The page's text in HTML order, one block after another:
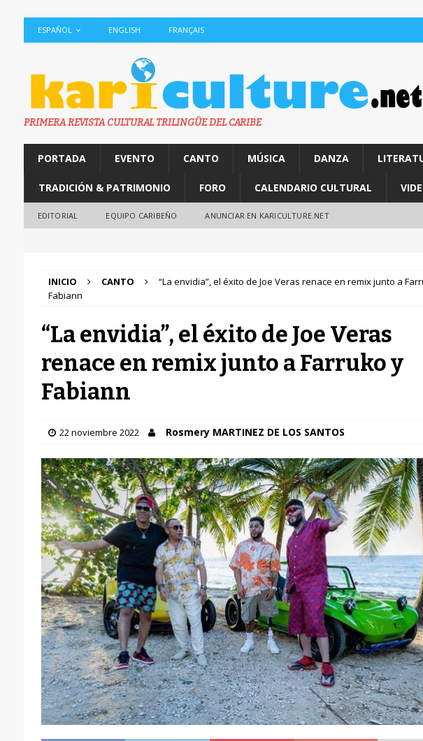
ESPAÑOL ENGLISH FRANÇAIS
PRIMERA REVISTA CULTURAL TRILINGÜE DEL CARIBE
PORTADA EVENTO CANTO MÚSICA DANZA
TRADICIÓN & PATRIMONIO FORO CALENDARIO CULTURAL
EDITORIAL EQUIPO CARIBEÑO ANUNCIAR EN KARICULTURE.NET
INICIO CANTO
“La envidia”, el éxito de Joe Veras renace en remix junto a
Fabiann
“La envidia”, el éxito de Joe Veras
renace en remix junto a Farruko y
Fabiann
22 noviembre 2022 Rosmery MARTINEZ DE LOS SANTOS